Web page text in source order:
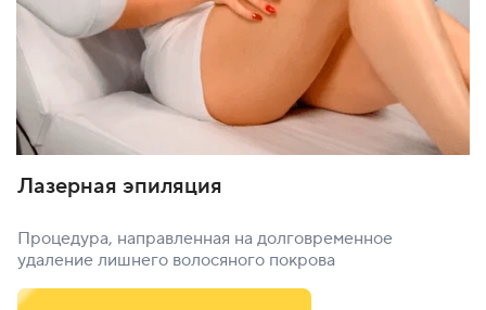
Лазерная эпиляция
Процедура, направленная на долговременное
удаление лишнего волосяного покрова